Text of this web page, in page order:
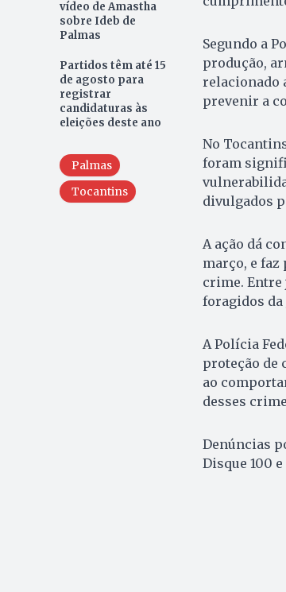
vídeo de Amastha
sobre Ideb de
Palmas
Partidos têm até 15
de agosto para
registrar
candidaturas às
eleições deste ano
Palmas
Tocantins
Segundo a
produção,
relacionado
prevenir a
No
foram
divulgados
A ação dá
março, e faz
crime. Entre
foragidos
A Polícia
proteção de
ao
desses
Denúncias
Disque 100 e